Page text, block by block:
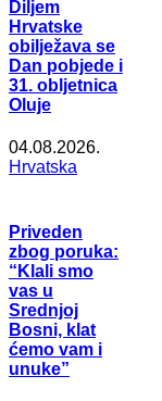
Diljem
Hrvatske
obilježava se
Dan pobjede i
31. obljetnica
Oluje
04.08.2026.
Hrvatska
Priveden
zbog poruka:
“Klali smo
vas u
Srednjoj
Bosni, klat
ćemo vam i
unuke”